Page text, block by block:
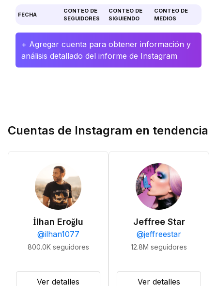
FECHA
CONTEO DE
SEGUIDORES
CONTEO DE
SIGUIENDO
CONTEO DE
MEDIOS
+ Agregar cuenta para obtener información y
análisis detallado del informe de Instagram
Cuentas de Instagram en tendencia
İlhan Eroğlu
@ilhan1077
800.0K seguidores
Ver detalles
Jeffree Star
@jeffreestar
12.8M seguidores
Ver detalles